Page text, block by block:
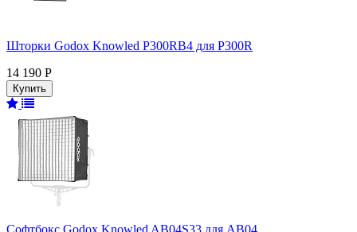
Шторки Godox Knowled P300RB4 для P300R
14 190 Р